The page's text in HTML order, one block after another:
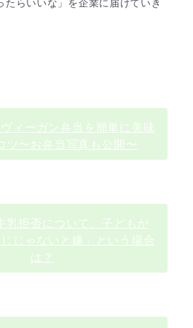
たらいいな」を企業に届けていき
ィーガン弁当を簡単に美味
ツ〜お弁当写真も公開〜
乳拒否について、子どもが
じじゃないと嫌」という場合
は？